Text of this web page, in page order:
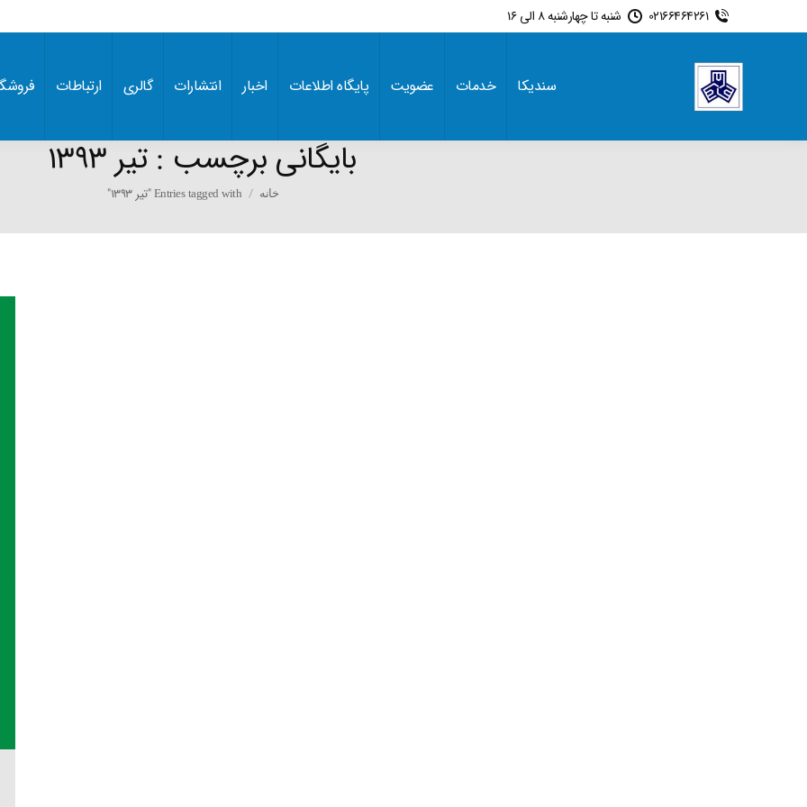
02166464261 شنبه تا چهارشنبه 8 الی 16
سندیکا خدمات عضویت پایگاه اطلاعات اخبار انتشارات گالری ارتباطات
بایگانی برچسب :تیر 1393
You are here:
خانه Entries tagged with "تیر 1393"